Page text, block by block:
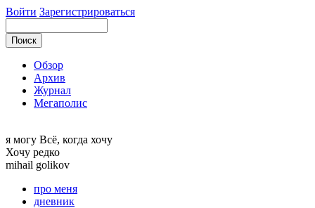
Войти Зарегистрироваться
Обзор
Архив
Журнал
Мегаполис
я могу Всё, когда хочу
Хочу редко
mihail golikov
про меня
дневник